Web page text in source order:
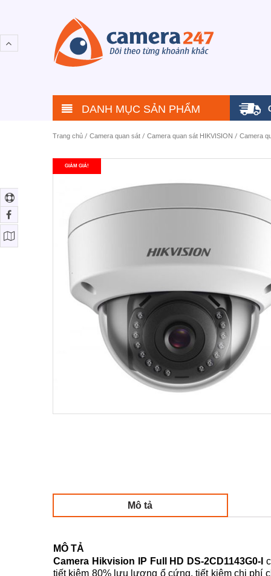
DANH MỤC SẢN PHẨM
Trang chủ / Camera quan sát / Camera quan sát HIKVISION / Camera
GIẢM GIÁ!
Mô tả
MÔ TẢ
Camera Hikvision IP Full HD DS-2CD1143G0-I
tiết kiệm 80% lưu lượng ổ cứng, tiết kiệm chi phí